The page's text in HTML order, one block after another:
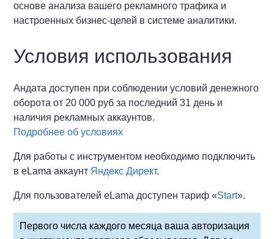
основе анализа вашего рекламного трафика и
настроенных бизнес-целей в системе аналитики.
Условия использования
Андата доступен при соблюдении условий денежного
оборота от 20 000 руб за последний 31 день и
наличия рекламных аккаунтов.
Подробнее об условиях
Для работы с инструментом необходимо подключить
в eLama аккаунт Яндекс Директ.
Для пользователей eLama доступен тариф «Start».
Первого числа каждого месяца ваша авторизация